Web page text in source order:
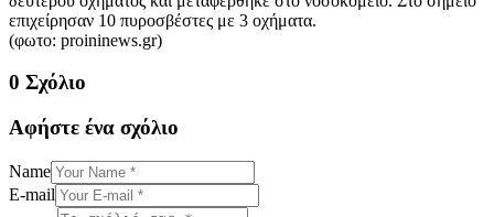
επιχείρησαν 10 πυροσβέστες με 3 οχήματα.
(φωτο: proininews.gr)
0 Σχόλιο
Αφήστε ένα σχόλιο
Name
E-mail